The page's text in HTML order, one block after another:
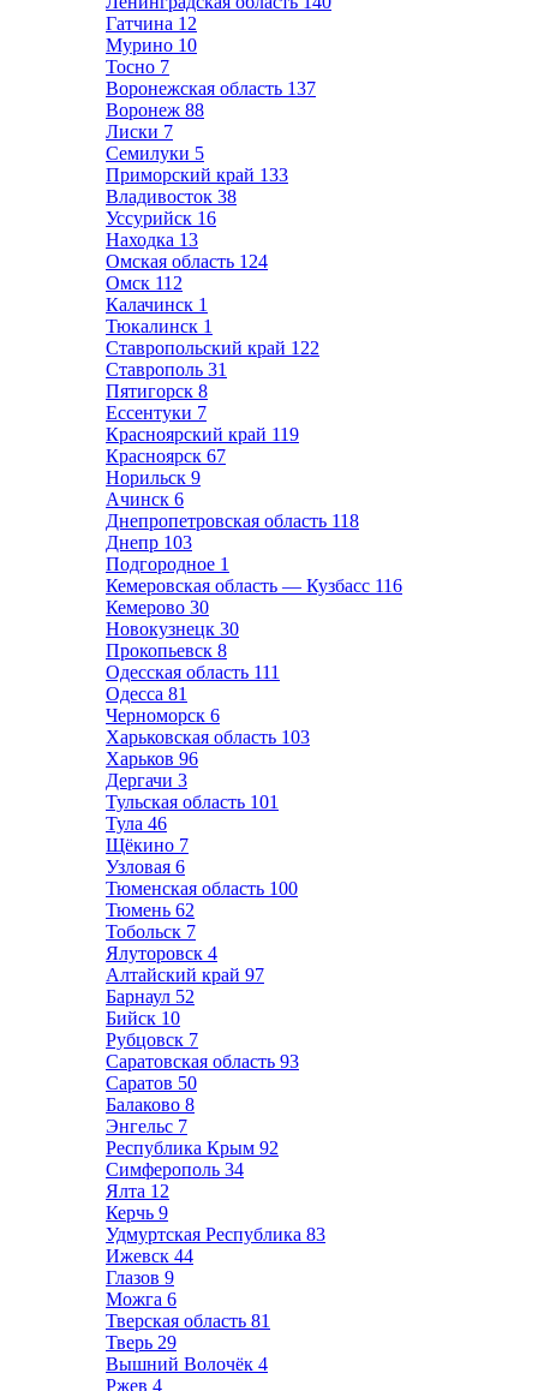
Гатчина 12
Мурино 10
Тосно 7
Воронежская область 137
Воронеж 88
Лиски 7
Семилуки 5
Приморский край 133
Владивосток 38
Уссурийск 16
Находка 13
Омская область 124
Омск 112
Калачинск 1
Тюкалинск 1
Ставропольский край 122
Ставрополь 31
Пятигорск 8
Ессентуки 7
Красноярский край 119
Красноярск 67
Норильск 9
Ачинск 6
Днепропетровская область 118
Днепр 103
Подгородное 1
Кемеровская область — Кузбасс 116
Кемерово 30
Новокузнецк 30
Прокопьевск 8
Одесская область 111
Одесса 81
Черноморск 6
Харьковская область 103
Харьков 96
Дергачи 3
Тульская область 101
Тула 46
Щёкино 7
Узловая 6
Тюменская область 100
Тюмень 62
Тобольск 7
Ялуторовск 4
Алтайский край 97
Барнаул 52
Бийск 10
Рубцовск 7
Саратовская область 93
Саратов 50
Балаково 8
Энгельс 7
Республика Крым 92
Симферополь 34
Ялта 12
Керчь 9
Удмуртская Республика 83
Ижевск 44
Глазов 9
Можга 6
Тверская область 81
Тверь 29
Вышний Волочёк 4
Ржев 4